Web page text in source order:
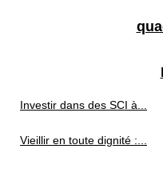
Investir dans des SCI à...
Vieillir en toute dignité :...